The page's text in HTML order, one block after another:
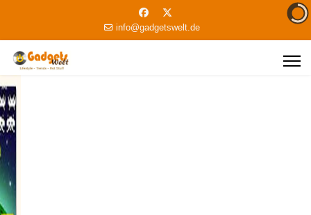
info@gadgetswelt.de